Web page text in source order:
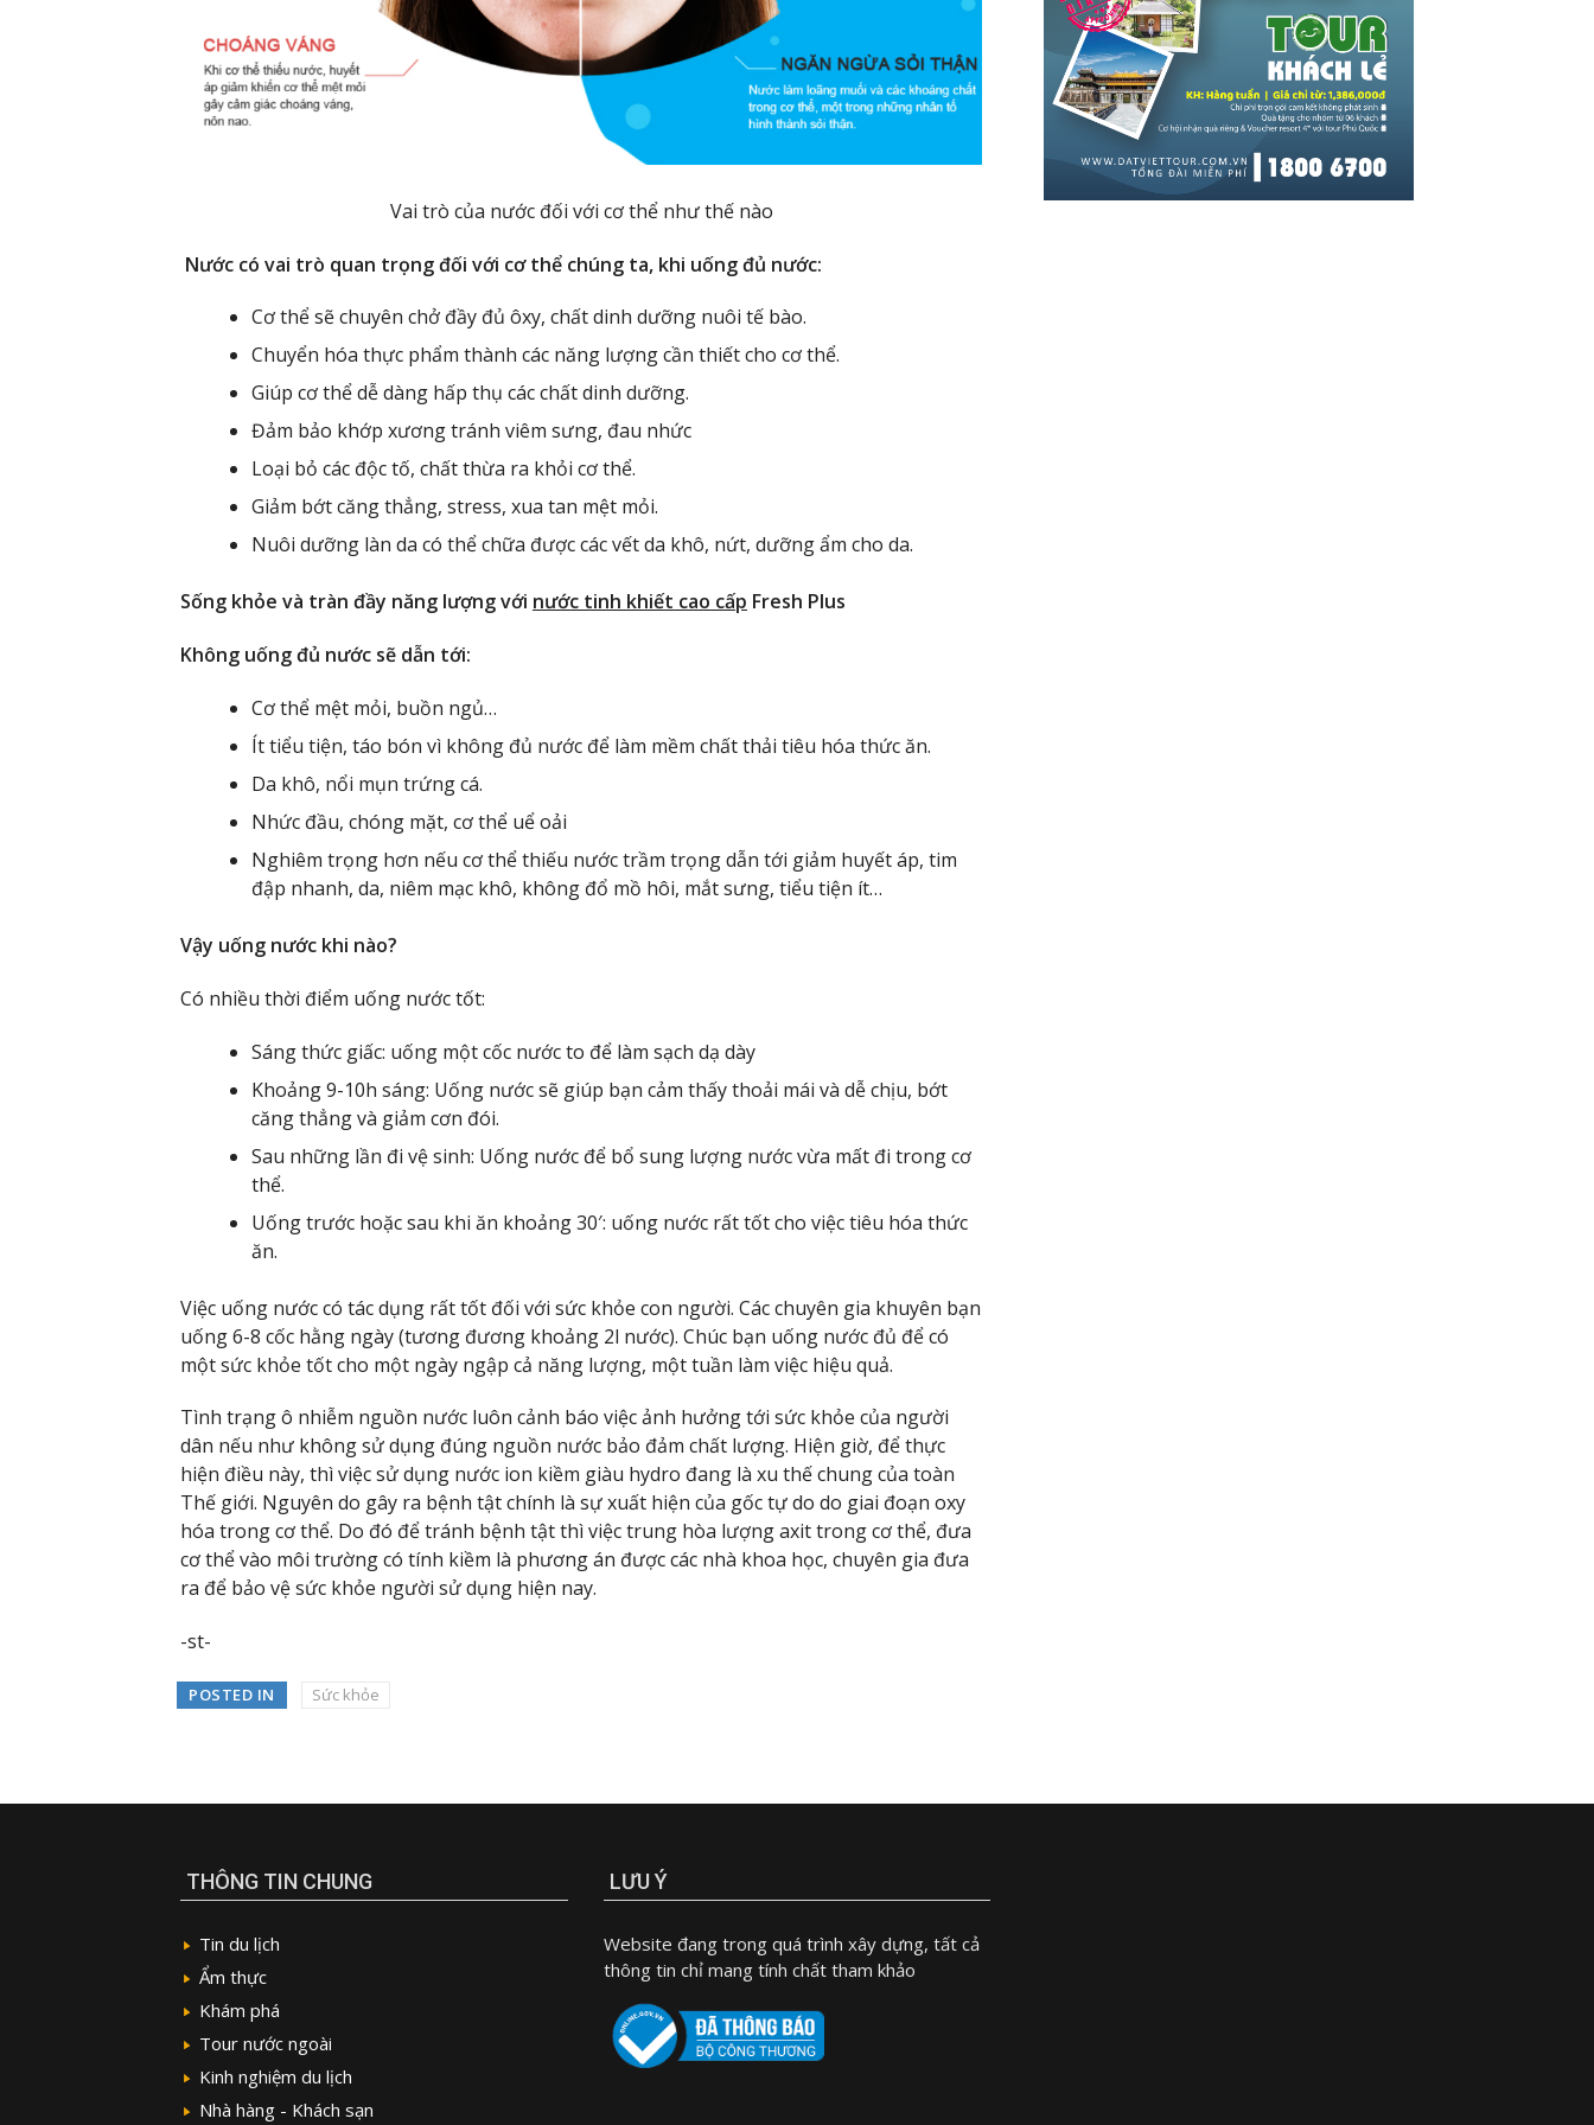
Vai trò của nước đối với cơ thể như thế nào
Nước có vai trò quan trọng đối với cơ thể chúng ta, khi uống đủ nước:
Cơ thể sẽ chuyên chở đầy đủ ôxy, chất dinh dưỡng nuôi tế bào.
Chuyển hóa thực phẩm thành các năng lượng cần thiết cho cơ thể.
Giúp cơ thể dễ dàng hấp thụ các chất dinh dưỡng.
Đảm bảo khớp xương tránh viêm sưng, đau nhức
Loại bỏ các độc tố, chất thừa ra khỏi cơ thể.
Giảm bớt căng thẳng, stress, xua tan mệt mỏi.
Nuôi dưỡng làn da có thể chữa được các vết da khô, nứt, dưỡng ẩm cho da.
Sống khỏe và tràn đầy năng lượng với nước tinh khiết cao cấp Fresh Plus
Không uống đủ nước sẽ dẫn tới:
Cơ thể mệt mỏi, buồn ngủ…
Ít tiểu tiện, táo bón vì không đủ nước để làm mềm chất thải tiêu hóa thức ăn.
Da khô, nổi mụn trứng cá.
Nhức đầu, chóng mặt, cơ thể uể oải
Nghiêm trọng hơn nếu cơ thể thiếu nước trầm trọng dẫn tới giảm huyết áp, tim
đập nhanh, da, niêm mạc khô, không đổ mồ hôi, mắt sưng, tiểu tiện ít…
Vậy uống nước khi nào?
Có nhiều thời điểm uống nước tốt:
Sáng thức giấc: uống một cốc nước to để làm sạch dạ dày
Khoảng 9-10h sáng: Uống nước sẽ giúp bạn cảm thấy thoải mái và dễ chịu, bớt
căng thẳng và giảm cơn đói.
Sau những lần đi vệ sinh: Uống nước để bổ sung lượng nước vừa mất đi trong cơ
thể.
Uống trước hoặc sau khi ăn khoảng 30′: uống nước rất tốt cho việc tiêu hóa thức
ăn.
Việc uống nước có tác dụng rất tốt đối với sức khỏe con người. Các chuyên gia khuyên bạn
uống 6-8 cốc hằng ngày (tương đương khoảng 2l nước). Chúc bạn uống nước đủ để có
một sức khỏe tốt cho một ngày ngập cả năng lượng, một tuần làm việc hiệu quả.
Tình trạng ô nhiễm nguồn nước luôn cảnh báo việc ảnh hưởng tới sức khỏe của người
dân nếu như không sử dụng đúng nguồn nước bảo đảm chất lượng. Hiện giờ, để thực
hiện điều này, thì việc sử dụng nước ion kiềm giàu hydro đang là xu thế chung của toàn
Thế giới. Nguyên do gây ra bệnh tật chính là sự xuất hiện của gốc tự do do giai đoạn oxy
hóa trong cơ thể. Do đó để tránh bệnh tật thì việc trung hòa lượng axit trong cơ thể, đưa
cơ thể vào môi trường có tính kiềm là phương án được các nhà khoa học, chuyên gia đưa
ra để bảo vệ sức khỏe người sử dụng hiện nay.
-st-
POSTED IN Sức khỏe
THÔNG TIN CHUNG
Tin du lịch
Ẩm thực
Khám phá
Tour nước ngoài
Kinh nghiệm du lịch
Nhà hàng - Khách sạn
LƯU Ý
Website đang trong quá trình xây dựng, tất cả
thông tin chỉ mang tính chất tham khảo